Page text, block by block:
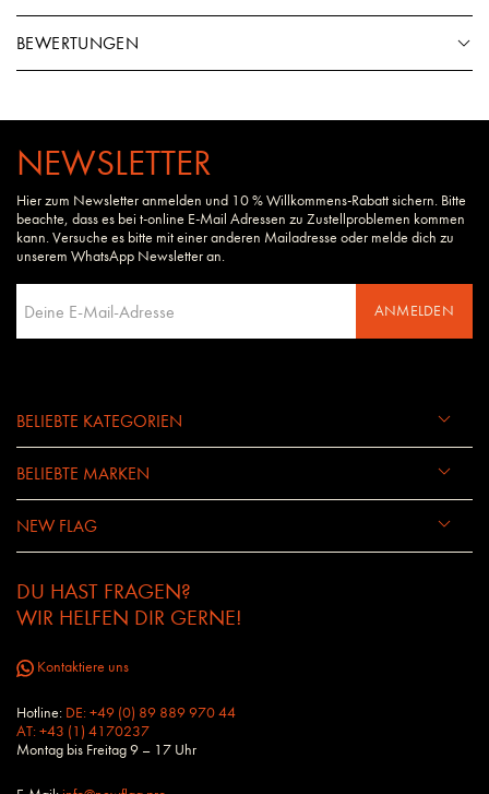
BEWERTUNGEN
NEWSLETTER
Hier zum Newsletter anmelden und 10 % Willkommens-Rabatt sichern. Bitte
beachte, dass es bei t-online E-Mail Adressen zu Zustellproblemen kommen
kann. Versuche es bitte mit einer anderen Mailadresse oder melde dich zu
unserem WhatsApp Newsletter an.
ANMELDEN
BELIEBTE KATEGORIEN
BELIEBTE MARKEN
NEW FLAG
DU HAST FRAGEN?
WIR HELFEN DIR GERNE!
Kontaktiere uns
Hotline: DE: +49 (0) 89 889 970 44
AT: +43 (1) 4170237
Montag bis Freitag 9 – 17 Uhr